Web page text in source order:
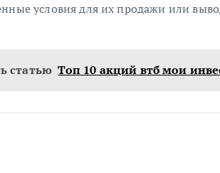
условия для их продажи или
статью Топ 10 акций втб мои